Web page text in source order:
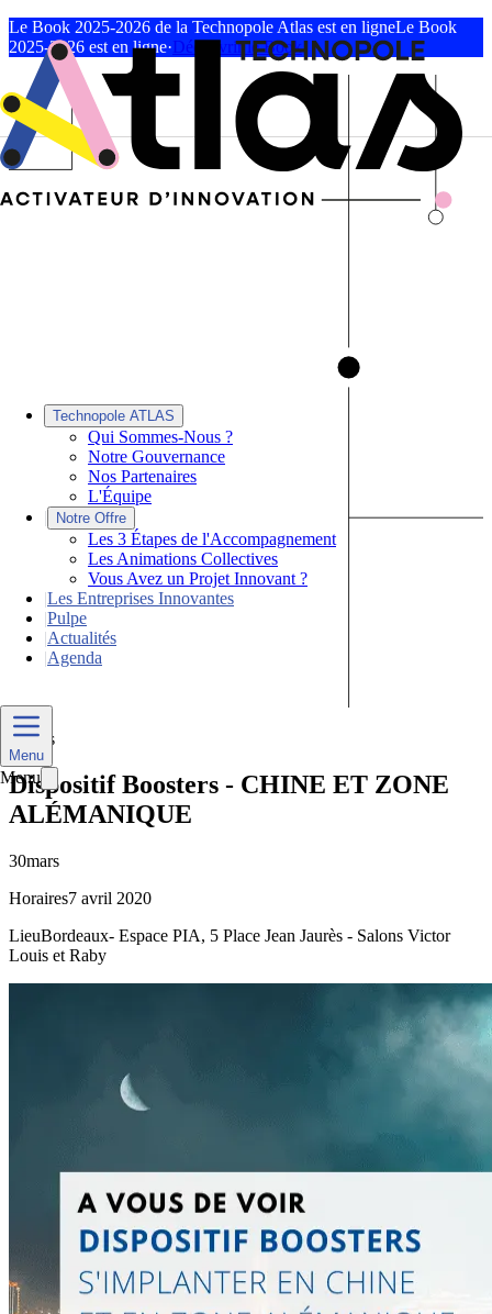
Le Book 2025-2026 de la Technopole Atlas est en ligneLe Book
2025-2026 est en ligne·Découvrir le Book
Technopole ATLAS
Qui Sommes-Nous ?
Notre Gouvernance
Nos Partenaires
L'Équipe
|
Notre Offre
Les 3 Étapes de l'Accompagnement
Les Animations Collectives
Vous Avez un Projet Innovant ?
|Les Entreprises Innovantes
|Pulpe
|Actualités
|Agenda
Menu
Menu
Divers
Dispositif Boosters - CHINE ET ZONE
ALÉMANIQUE
30mars
Horaires7 avril 2020
LieuBordeaux- Espace PIA, 5 Place Jean Jaurès - Salons Victor
Louis et Raby